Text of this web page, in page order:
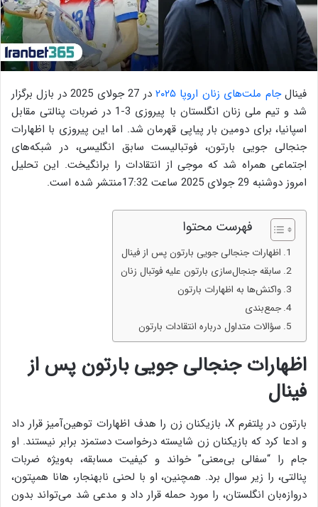
فینالجام ملت‌های زنان اروپا ۲۰۲۵
در 27 جولای 2025 در بازل برگزار
شد و تیم ملی زنان انگلستان با پیروزی 3-1 در ضربات پنالتی مقابل
اسپانیا، برای دومین بار پیاپی قهرمان شد. اما این پیروزی با اظهارات
جنجالی جویی بارتون، فوتبالیست سابق انگلیسی، در شبکه‌های
اجتماعی همراه شد که موجی از انتقادات را برانگیخت. این تحلیل
امروز دوشنبه 29 جولای 2025 ساعت 17:32منتشر شده است.
فهرست محتوا
اظهارات جنجالی جویی بارتون پس از فینال
سابقه جنجال‌سازی بارتون علیه فوتبال زنان
واکنش‌ها به اظهارات بارتون
جمع‌بندی
سؤالات متداول درباره انتقادات بارتون
اظهارات جنجالی جویی بارتون پس از
فینال
بارتون در پلتفرم X، بازیکنان زن را هدف اظهارات توهین‌آمیز قرار داد
و ادعا کرد که بازیکنان زن شایسته درخواست دستمزد برابر نیستند. او
جام را “سفالی بی‌معنی” خواند و کیفیت مسابقه، به‌ویژه ضربات
پنالتی، را زیر سوال برد. همچنین، او با لحنی نابهنجار، هانا همپتون،
دروازه‌بان انگلستان، را مورد حمله قرار داد و مدعی شد می‌تواند بدون